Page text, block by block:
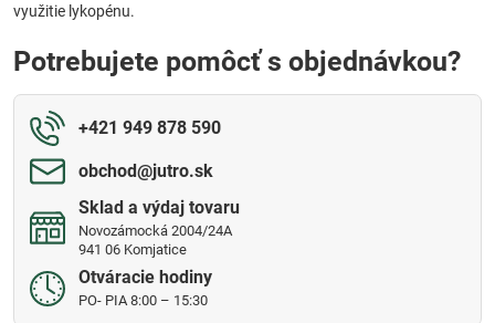
využitie lykopénu.
Potrebujete pomôcť s objednávkou?
+421 949 878 590
obchod​@jutro​.sk
Sklad a výdaj tovaru
Novozámocká 2004/24A
941 06 Komjatice
Otváracie hodiny
PO- PIA 8:00 – 15:30